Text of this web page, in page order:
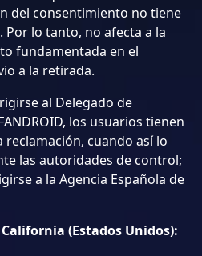
del consentimiento no tiene
lo tanto, no afecta a la
fundamentada en el
a la retirada.
al Delegado de
los usuarios tienen
cuando así lo
las autoridades de control;
a la Agencia Española de
(Estados Unidos):